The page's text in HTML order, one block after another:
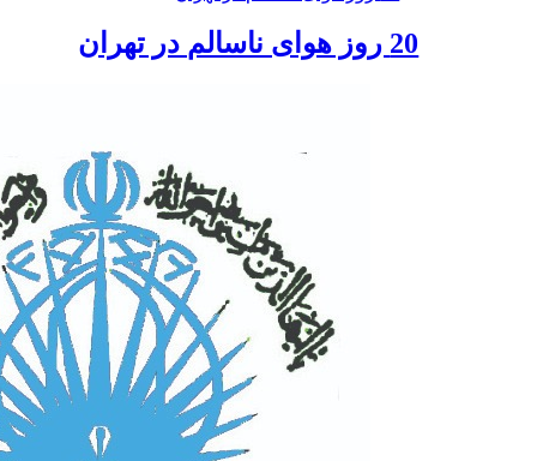
20 روز هوای ناسالم در تهران